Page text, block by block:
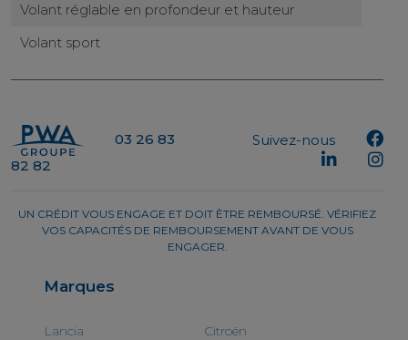
Volant réglable en profondeur et hauteur
Volant sport
03 26 83
82 82
Suivez-nous
UN CRÉDIT VOUS ENGAGE ET DOIT ÊTRE REMBOURSÉ. VÉRIFIEZ
VOS CAPACITÉS DE REMBOURSEMENT AVANT DE VOUS
ENGAGER.
Marques
Lancia
Citroën